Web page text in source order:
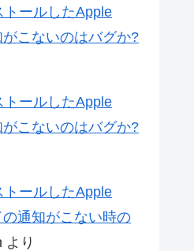
ールしたApple
こないのはバグか?
ールしたApple
こないのはバグか?
ールしたApple
通知がこない時の
より